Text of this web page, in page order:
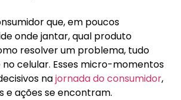
que, em poucos
onde jantar, qual produto
resolver um problema, tudo
celular. Esses micro-momentos
najornada do consumidor,
e ações se encontram.